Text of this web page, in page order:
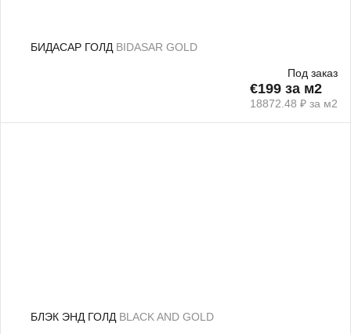
БИДАСАР ГОЛД BIDASAR GOLD
Под заказ
€199 за м2
18872.48 ₽ за м2
БЛЭК ЭНД ГОЛД BLACK AND GOLD